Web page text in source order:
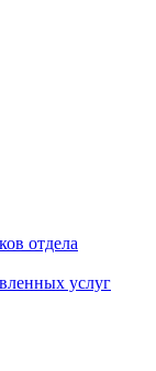
отдела
услуг